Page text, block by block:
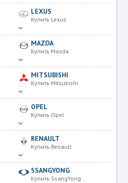
LEXUS
Купить Lexus
MAZDA
Купить Mazda
MITSUBISHI
Купить Mitsubishi
OPEL
Купить Opel
RENAULT
Купить Renault
SSANGYONG
Купить SsangYong